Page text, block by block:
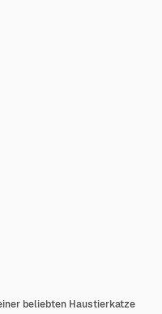
beliebten Haustierkatze